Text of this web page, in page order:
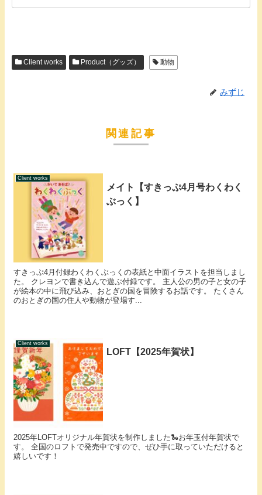
Client works Product（グッズ） 動物
みずじ
関連記事
Client works
メイト【すきっぷ4月号わくわく
ぶっく】
すきっぷ4月付録わくわくぶっくの表紙と中面イラストを担当しまし
た。 クレヨンで書き込んで遊ぶ付録です。 主人公の男の子と女の子
が絵本の中に飛び込み、おとぎの国を冒険するお話です。 たくさん
のおとぎの国の住人や動物が登場す...
Client works
LOFT【2025年賀状】
2025年LOFTオリジナル年賀状を制作しました🐍お年玉付年賀状で
す。 全国のロフトで発売中ですので、ぜひ手に取っていただけると
嬉しいです！